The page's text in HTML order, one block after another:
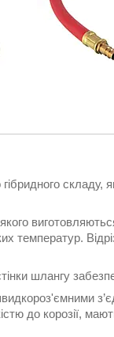
складу,
температур.
шлангу
до корозії,